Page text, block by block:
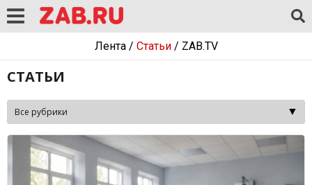
Лента/ Статьи/ ZAB.TV
СТАТЬИ